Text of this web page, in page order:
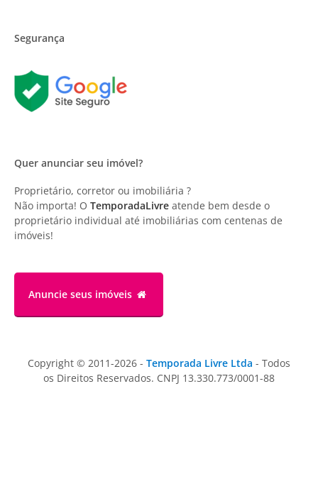
Segurança
Quer anunciar seu imóvel?
Proprietário, corretor ou imobiliária ?
Não importa! O TemporadaLivre atende bem desde o
proprietário individual até imobiliárias com centenas de
imóveis!
Anuncie seus imóveis
Copyright © 2011-2026 - Temporada Livre Ltda - Todos
os Direitos Reservados. CNPJ 13.330.773/0001-88